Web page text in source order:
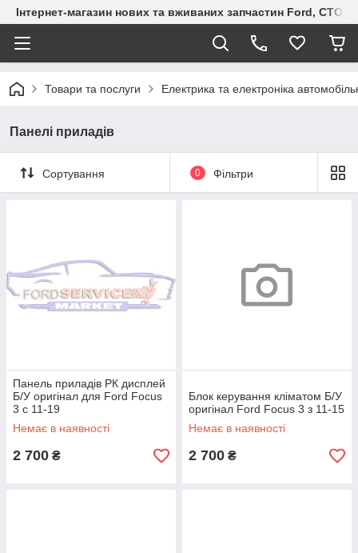
Інтернет-магазин нових та вживаних запчастин Ford, СТО
Товари та послуги Електрика та електроніка
Панелі приладів
Сортування 0 Фільтри
Панель приладів РК дисплей
Б/У оригінал для Ford Focus
3 c 11-19
Немає в наявності
2 700 ₴
Блок керування кліматом Б/У
оригінал Ford Focus 3 з 11-15
Немає в наявності
2 700 ₴